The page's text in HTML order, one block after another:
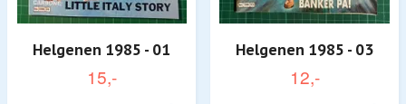
Helgenen 1985 - 01
15,-
Helgenen 1985 - 03
12,-